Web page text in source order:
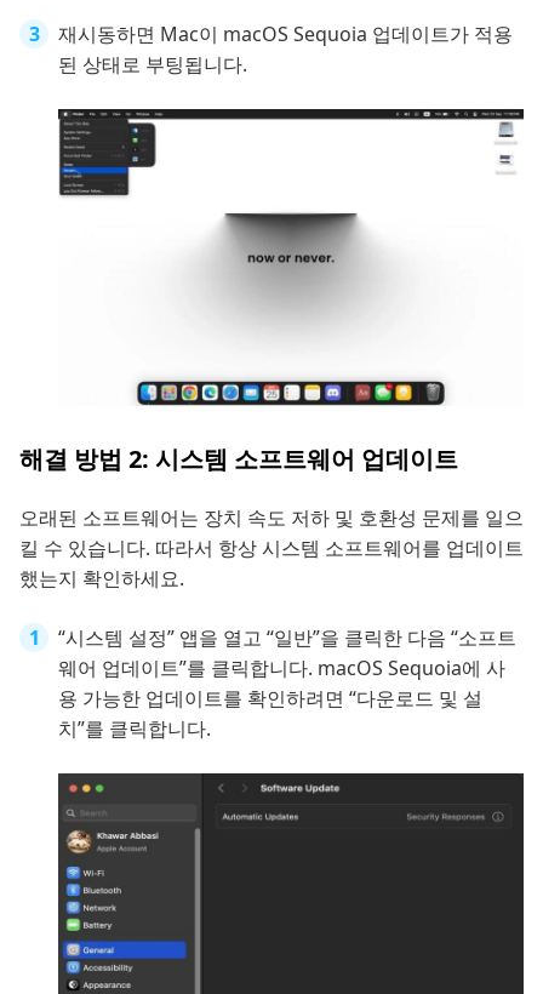
재시동하면 Mac이 macOS Sequoia 업데이트가 적용
된 상태로 부팅됩니다.
해결 방법 2: 시스템 소프트웨어 업데이트
오래된 소프트웨어는 장치 속도 저하 및 호환성 문제를 일으
킬 수 있습니다. 따라서 항상 시스템 소프트웨어를 업데이트
했는지 확인하세요.
“시스템 설정” 앱을 열고 “일반”을 클릭한 다음 “소프트
웨어 업데이트”를 클릭합니다. macOS Sequoia에 사
용 가능한 업데이트를 확인하려면 “다운로드 및 설
치”를 클릭합니다.